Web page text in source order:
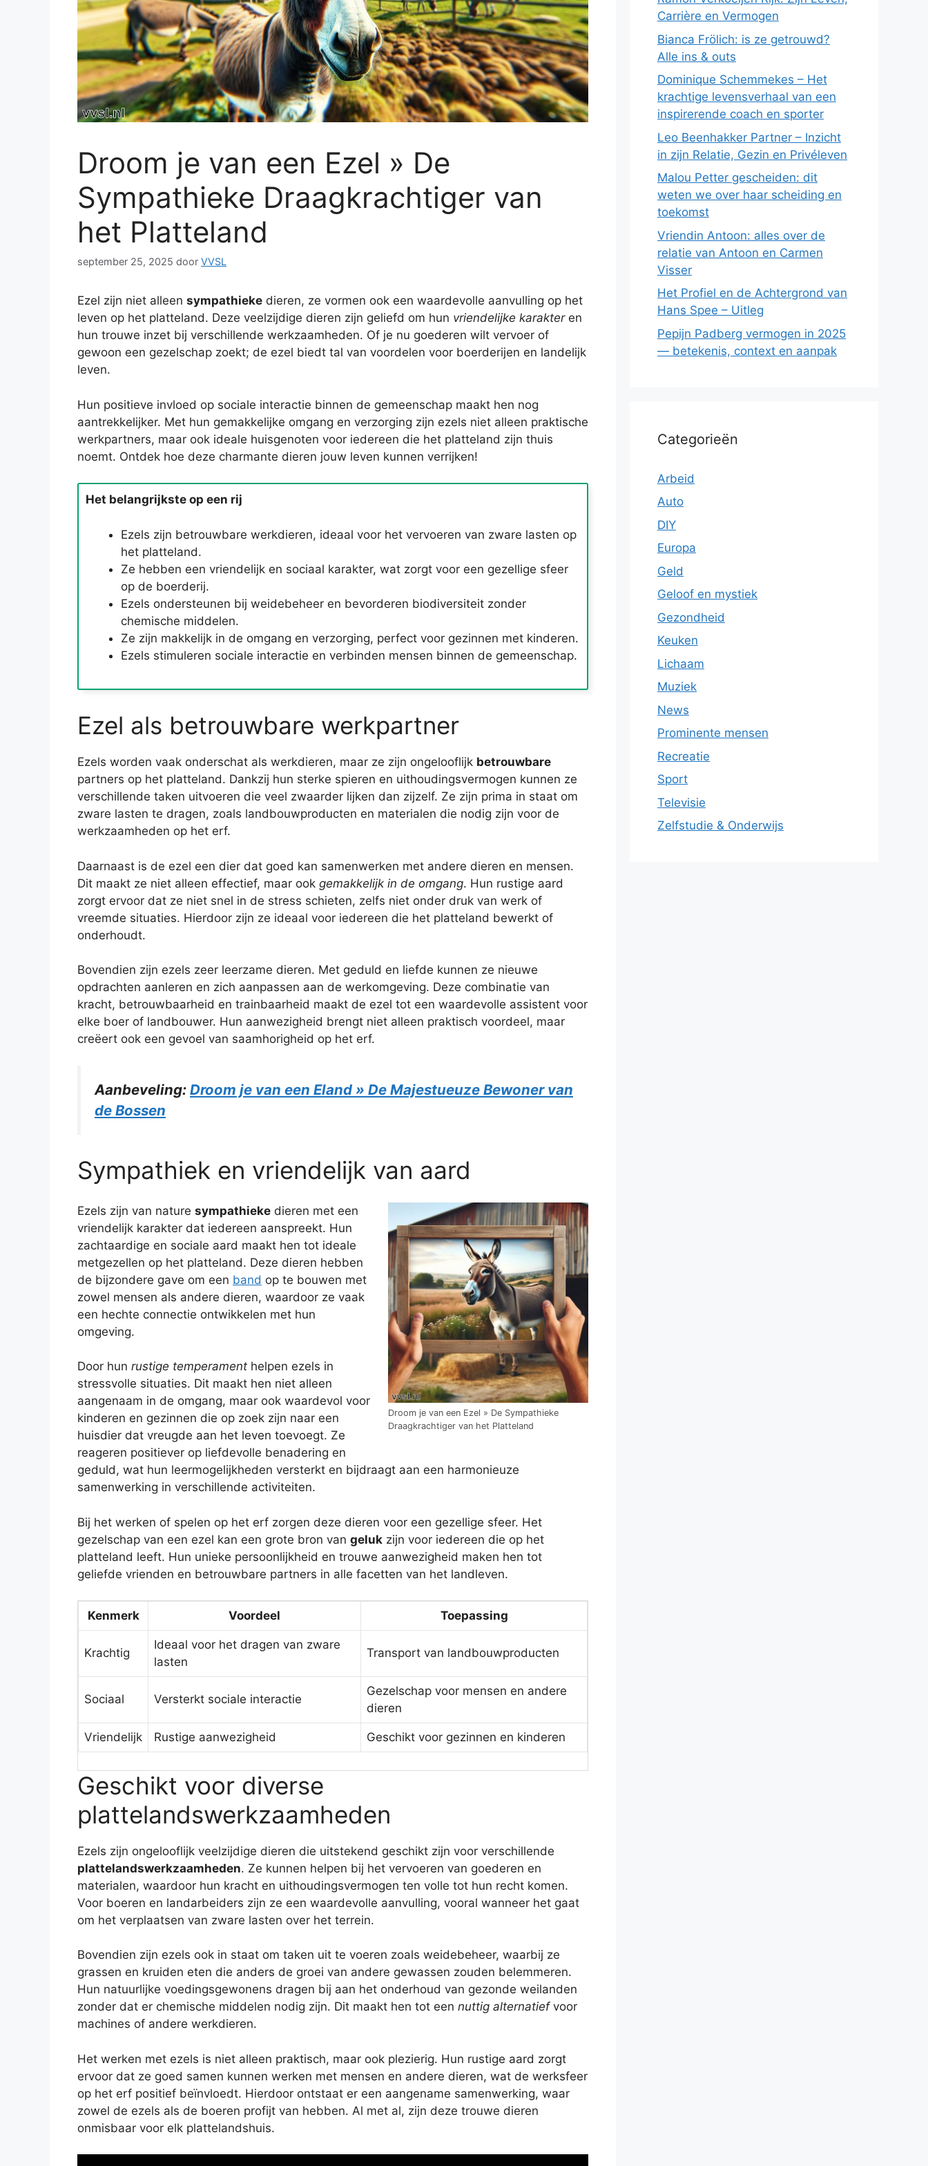
Droom je van een Ezel » De
Sympathieke Draagkrachtiger van
het Platteland
september 25, 2025 door VVSL
Ezel zijn niet alleen sympathieke dieren, ze vormen ook een waardevolle aanvulling op het
leven op het platteland. Deze veelzijdige dieren zijn geliefd om hun vriendelijke karakteren
hun trouwe inzet bij verschillende werkzaamheden. Of je nu goederen wilt vervoer of
gewoon een gezelschap zoekt; de ezel biedt tal van voordelen voor boerderijen en landelijk
leven.
Hun positieve invloed op sociale interactie binnen de gemeenschap maakt hen nog
aantrekkelijker. Met hun gemakkelijke omgang en verzorging zijn ezels niet alleen praktische
werkpartners, maar ook ideale huisgenoten voor iedereen die het platteland zijn thuis
noemt. Ontdek hoe deze charmante dieren jouw leven kunnen verrijken!
Het belangrijkste op een rij
Ezels zijn betrouwbare werkdieren, ideaal voor het vervoeren van zware lasten op
het platteland.
Ze hebben een vriendelijk en sociaal karakter, wat zorgt voor een gezellige sfeer
op de boerderij.
Ezels ondersteunen bij weidebeheer en bevorderen biodiversiteit zonder
chemische middelen.
Ze zijn makkelijk in de omgang en verzorging, perfect voor gezinnen met kinderen.
Ezels stimuleren sociale interactie en verbinden mensen binnen de gemeenschap.
Ezel als betrouwbare werkpartner
Ezels worden vaak onderschat als werkdieren, maar ze zijn ongelooflijk betrouwbare
partners op het platteland. Dankzij hun sterke spieren en uithoudingsvermogen kunnen ze
verschillende taken uitvoeren die veel zwaarder lijken dan zijzelf. Ze zijn prima in staat om
zware lasten te dragen, zoals landbouwproducten en materialen die nodig zijn voor de
werkzaamheden op het erf.
Daarnaast is de ezel een dier dat goed kan samenwerken met andere dieren en mensen.
Dit maakt ze niet alleen effectief, maar ook gemakkelijk in de omgang. Hun rustige aard
zorgt ervoor dat ze niet snel in de stress schieten, zelfs niet onder druk van werk of
vreemde situaties. Hierdoor zijn ze ideaal voor iedereen die het platteland bewerkt of
onderhoudt.
Bovendien zijn ezels zeer leerzame dieren. Met geduld en liefde kunnen ze nieuwe
opdrachten aanleren en zich aanpassen aan de werkomgeving. Deze combinatie van
kracht, betrouwbaarheid en trainbaarheid maakt de ezel tot een waardevolle assistent voor
elke boer of landbouwer. Hun aanwezigheid brengt niet alleen praktisch voordeel, maar
creëert ook een gevoel van saamhorigheid op het erf.
Aanbeveling: Droom je van een Eland » De Majestueuze Bewoner van
de Bossen
Sympathiek en vriendelijk van aard
Droom je van een Ezel » De Sympathieke
Draagkrachtiger van het Platteland
Ezels zijn van nature sympathieke dieren met een
vriendelijk karakter dat iedereen aanspreekt. Hun
zachtaardige en sociale aard maakt hen tot ideale
metgezellen op het platteland. Deze dieren hebben
de bijzondere gave om een band op te bouwen met
zowel mensen als andere dieren, waardoor ze vaak
een hechte connectie ontwikkelen met hun
omgeving.
Door hun rustige temperament helpen ezels in
stressvolle situaties. Dit maakt hen niet alleen
aangenaam in de omgang, maar ook waardevol voor
kinderen en gezinnen die op zoek zijn naar een
huisdier dat vreugde aan het leven toevoegt. Ze
reageren positiever op liefdevolle benadering en
geduld, wat hun leermogelijkheden versterkt en bijdraagt aan een harmonieuze
samenwerking in verschillende activiteiten.
Bij het werken of spelen op het erf zorgen deze dieren voor een gezellige sfeer. Het
gezelschap van een ezel kan een grote bron van geluk zijn voor iedereen die op het
platteland leeft. Hun unieke persoonlijkheid en trouwe aanwezigheid maken hen tot
geliefde vrienden en betrouwbare partners in alle facetten van het landleven.
Kenmerk Voordeel Toepassing
Krachtig
Ideaal voor het dragen van zware
lasten
Transport van landbouwproducten
Sociaal Versterkt sociale interactie
Gezelschap voor mensen en andere
dieren
Vriendelijk Rustige aanwezigheid Geschikt voor gezinnen en kinderen
Geschikt voor diverse
plattelandswerkzaamheden
Ezels zijn ongelooflijk veelzijdige dieren die uitstekend geschikt zijn voor verschillende
plattelandswerkzaamheden. Ze kunnen helpen bij het vervoeren van goederen en
materialen, waardoor hun kracht en uithoudingsvermogen ten volle tot hun recht komen.
Voor boeren en landarbeiders zijn ze een waardevolle aanvulling, vooral wanneer het gaat
om het verplaatsen van zware lasten over het terrein.
Bovendien zijn ezels ook in staat om taken uit te voeren zoals weidebeheer, waarbij ze
grassen en kruiden eten die anders de groei van andere gewassen zouden belemmeren.
Hun natuurlijke voedingsgewonens dragen bij aan het onderhoud van gezonde weilanden
zonder dat er chemische middelen nodig zijn. Dit maakt hen tot een nuttig alternatiefvoor
machines of andere werkdieren.
Het werken met ezels is niet alleen praktisch, maar ook plezierig. Hun rustige aard zorgt
ervoor dat ze goed samen kunnen werken met mensen en andere dieren, wat de werksfeer
op het erf positief beïnvloedt. Hierdoor ontstaat er een aangename samenwerking, waar
zowel de ezels als de boeren profijt van hebben. Al met al, zijn deze trouwe dieren
onmisbaar voor elk plattelandshuis.
Carrière en Vermogen
Bianca Frölich: is ze getrouwd?
Alle ins & outs
Dominique Schemmekes – Het
krachtige levensverhaal van een
inspirerende coach en sporter
Leo Beenhakker Partner – Inzicht
in zijn Relatie, Gezin en Privéleven
Malou Petter gescheiden: dit
weten we over haar scheiding en
toekomst
Vriendin Antoon: alles over de
relatie van Antoon en Carmen
Visser
Het Profiel en de Achtergrond van
Hans Spee – Uitleg
Pepijn Padberg vermogen in 2025
— betekenis, context en aanpak
Categorieën
Arbeid
Auto
DIY
Europa
Geld
Geloof en mystiek
Gezondheid
Keuken
Lichaam
Muziek
News
Prominente mensen
Recreatie
Sport
Televisie
Zelfstudie & Onderwijs